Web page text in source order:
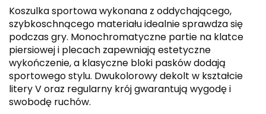
Koszulka sportowa wykonana z oddychającego,
szybkoschnącego materiału idealnie sprawdza się
podczas gry. Monochromatyczne partie na klatce
piersiowej i plecach zapewniają estetyczne
wykończenie, a klasyczne bloki pasków dodają
sportowego stylu. Dwukolorowy dekolt w kształcie
litery V oraz regularny krój gwarantują wygodę i
swobodę ruchów.